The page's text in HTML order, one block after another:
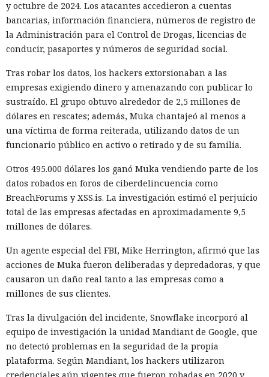
y octubre de 2024. Los atacantes accedieron a cuentas
bancarias, información financiera, números de registro de
la Administración para el Control de Drogas, licencias de
conducir, pasaportes y números de seguridad social.
Tras robar los datos, los hackers extorsionaban a las
empresas exigiendo dinero y amenazando con publicar lo
sustraído. El grupo obtuvo alrededor de 2,5 millones de
dólares en rescates; además, Muka chantajeó al menos a
una víctima de forma reiterada, utilizando datos de un
funcionario público en activo o retirado y de su familia.
Otros 495.000 dólares los ganó Muka vendiendo parte de los
datos robados en foros de ciberdelincuencia como
BreachForums y XSS.is. La investigación estimó el perjuicio
total de las empresas afectadas en aproximadamente 9,5
millones de dólares.
Un agente especial del FBI, Mike Herrington, afirmó que las
acciones de Muka fueron deliberadas y depredadoras, y que
causaron un daño real tanto a las empresas como a
millones de sus clientes.
Tras la divulgación del incidente, Snowflake incorporó al
equipo de investigación la unidad Mandiant de Google, que
no detectó problemas en la seguridad de la propia
plataforma. Según Mandiant, los hackers utilizaron